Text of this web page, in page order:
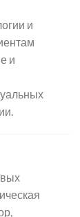
и
и